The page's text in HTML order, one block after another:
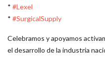
* #Lexel
* #SurgicalSupply
Celebramos y apoyamos
el desarrollo de la industria